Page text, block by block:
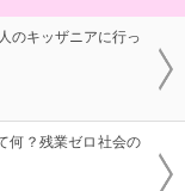
のキッザニアに行っ
何？残業ゼロ社会の